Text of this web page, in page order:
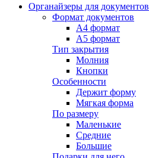
Органайзеры для документов
Формат документов
А4 формат
А5 формат
Тип закрытия
Молния
Кнопки
Особенности
Держит форму
Мягкая форма
По размеру
Маленькие
Средние
Большие